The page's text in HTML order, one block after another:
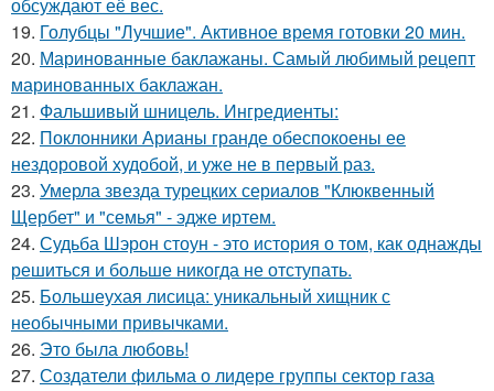
обсуждают её вес.
19. Голубцы "Лучшие". Активное время готовки 20 мин.
20. Маринованные баклажаны. Самый любимый рецепт
маринованных баклажан.
21. Фальшивый шницель. Ингредиенты:
22. Поклонники Арианы гранде обеспокоены ее
нездоровой худобой, и уже не в первый раз.
23. Умерла звезда турецких сериалов "Клюквенный
Щербет" и "семья" - эдже иртем.
24. Судьба Шэрон стоун - это история о том, как однажды
решиться и больше никогда не отступать.
25. Большеухая лисица: уникальный хищник с
необычными привычками.
26. Это была любовь!
27. Создатели фильма о лидере группы сектор газа